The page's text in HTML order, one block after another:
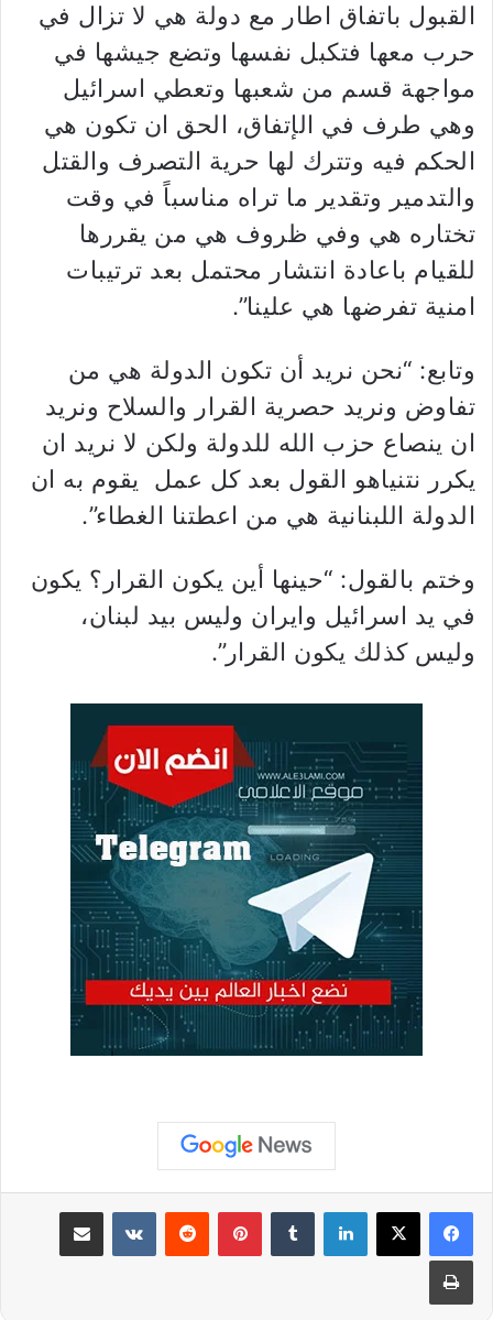
القبول باتفاق اطار مع دولة هي لا تزال في
حرب معها فتكبل نفسها وتضع جيشها في
مواجهة قسم من شعبها وتعطي اسرائيل
وهي طرف في الإتفاق، الحق ان تكون هي
الحكم فيه وتترك لها حرية التصرف والقتل
والتدمير وتقدير ما تراه مناسباً في وقت
تختاره هي وفي ظروف هي من يقررها
للقيام باعادة انتشار محتمل بعد ترتيبات
امنية تفرضها هي علينا”.
وتابع: “نحن نريد أن تكون الدولة هي من
تفاوض ونريد حصرية القرار والسلاح ونريد
ان ينصاع حزب الله للدولة ولكن لا نريد ان
يكرر نتنياهو القول بعد كل عمل يقوم به ان
الدولة اللبنانية هي من اعطتنا الغطاء”.
وختم بالقول: “حينها أين يكون القرار؟ يكون
في يد اسرائيل وايران وليس بيد لبنان،
وليس كذلك يكون القرار”.
لينكدإن بينتيريست مشاركة عبر البريد
طباعة